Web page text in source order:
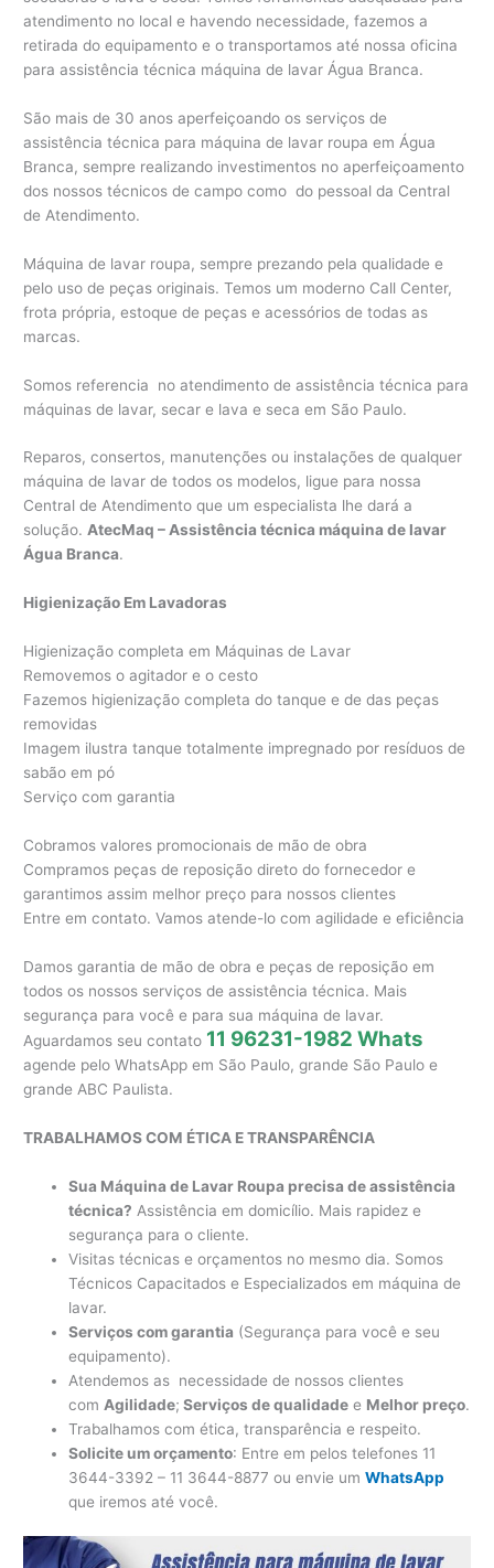
atendimento no local e havendo necessidade, fazemos a
retirada do equipamento e o transportamos até nossa oficina
para assistência técnica máquina de lavar Água Branca.
São mais de 30 anos aperfeiçoando os serviços de
assistência técnica para máquina de lavar roupa em Água
Branca, sempre realizando investimentos no aperfeiçoamento
dos nossos técnicos de campo como do pessoal da Central
de Atendimento.
Máquina de lavar roupa, sempre prezando pela qualidade e
pelo uso de peças originais. Temos um moderno Call Center,
frota própria, estoque de peças e acessórios de todas as
marcas.
Somos referencia no atendimento de assistência técnica para
máquinas de lavar, secar e lava e seca em São Paulo.
Reparos, consertos, manutenções ou instalações de qualquer
máquina de lavar de todos os modelos, ligue para nossa
Central de Atendimento que um especialista lhe dará a
solução.AtecMaq – Assistência técnica máquina de lavar
Água Branca.
Higienização Em Lavadoras
Higienização completa em Máquinas de Lavar
Removemos o agitador e o cesto
Fazemos higienização completa do tanque e de das peças
removidas
Imagem ilustra tanque totalmente impregnado por resíduos de
sabão em pó
Serviço com garantia
Cobramos valores promocionais de mão de obra
Compramos peças de reposição direto do fornecedor e
garantimos assim melhor preço para nossos clientes
Entre em contato. Vamos atende-lo com agilidade e eficiência
Damos garantia de mão de obra e peças de reposição em
todos os nossos serviços de assistência técnica. Mais
segurança para você e para sua máquina de lavar.
Aguardamos seu contato 11 96231-1982 Whats
agende pelo WhatsApp em São Paulo, grande São Paulo e
grande ABC Paulista.
TRABALHAMOS COM ÉTICA E TRANSPARÊNCIA
Sua Máquina de Lavar Roupa precisa de assistência
técnica? Assistência em domicílio. Mais rapidez e
segurança para o cliente.
Visitas técnicas e orçamentos no mesmo dia. Somos
Técnicos Capacitados e Especializados em máquina de
lavar.
Serviços com garantia (Segurança para você e seu
equipamento).
Atendemos as necessidade de nossos clientes
com Agilidade; Serviços de qualidade e Melhor preço.
Trabalhamos com ética, transparência e respeito.
Solicite um orçamento: Entre em pelos telefones 11
3644-3392 – 11 3644-8877 ou envie umWhatsApp
que iremos até você.